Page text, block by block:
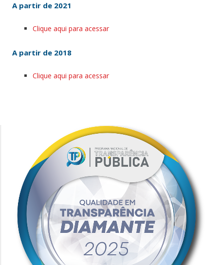
A partir de 2021
Clique aqui para acessar
A partir de 2018
Clique aqui para acessar